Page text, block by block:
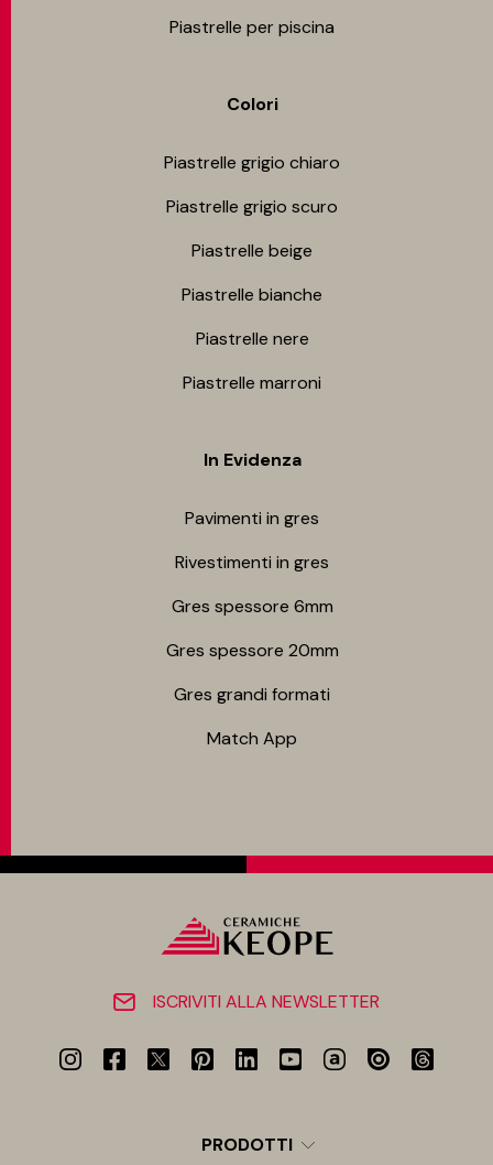
Piastrelle per piscina
Colori
Piastrelle grigio chiaro
Piastrelle grigio scuro
Piastrelle beige
Piastrelle bianche
Piastrelle nere
Piastrelle marroni
In Evidenza
Pavimenti in gres
Rivestimenti in gres
Gres spessore 6mm
Gres spessore 20mm
Gres grandi formati
Match App
ISCRIVITI ALLA NEWSLETTER
PRODOTTI